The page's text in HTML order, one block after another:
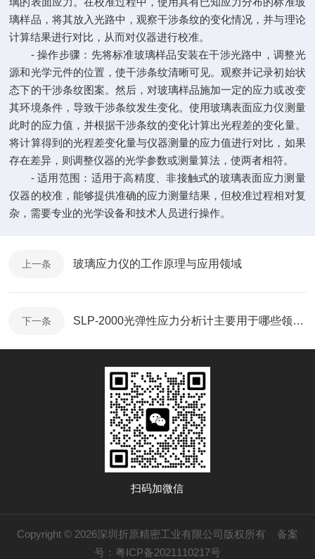
璃样品，将其放入光路中，观察干涉条纹的变化情况，并与理论
计算结果进行对比，从而对仪器进行校准。
- 操作步骤：先将标准玻璃样品安装在干涉光路中，调整光
源和光学元件的位置，使干涉条纹清晰可见。观察并记录初始状
态下的干涉条纹图案。然后，对玻璃样品施加一定的应力或改变
其环境条件，导致干涉条纹发生变化。使用玻璃表面应力仪测量
此时的应力值，并根据干涉条纹的变化计算出光程差的变化量。
将计算得到的光程差变化量与仪器测量的应力值进行对比，如果
存在差异，则调整仪器的光学参数或测量算法，使两者相符。
- 适用范围：适用于高精度、非接触式的玻璃表面应力测量
仪器的校准，能够提供准确的应力测量结果，但校准过程相对复
杂，需要专业的光学设备和技术人员进行操作。
上一条 玻璃应力仪的工作原理与应用领域
下一条 SLP-2000光弹性应力分析计主要用于哪些领域？
扫码加微信
Copyright © 2026深圳折原精密工业有限公司版权所有 备案
号：粤ICP备2021110217号